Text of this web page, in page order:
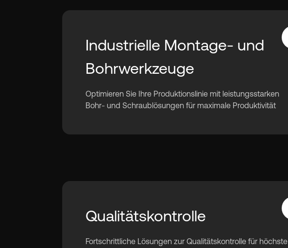
Industrielle Montage- und
Bohrwerkzeuge
Optimieren Sie Ihre Produktionslinie mit leistungsstarken
Bohr- und Schraublösungen für maximale Produktivität
Qualitätskontrolle
Fortschrittliche Lösungen zur Qualitätskontrolle für höchste